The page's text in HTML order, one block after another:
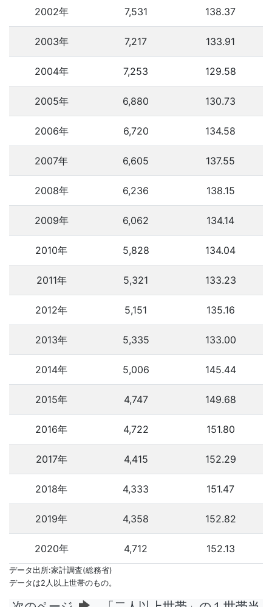
2002年 7,531 138.37
2003年 7,217 133.91
2004年 7,253 129.58
2005年 6,880 130.73
2006年 6,720 134.58
2007年 6,605 137.55
2008年 6,236 138.15
2009年 6,062 134.14
2010年 5,828 134.04
2011年 5,321 133.23
2012年 5,151 135.16
2013年 5,335 133.00
2014年 5,006 145.44
2015年 4,747 149.68
2016年 4,722 151.80
2017年 4,415 152.29
2018年 4,333 151.47
2019年 4,358 152.82
2020年 4,712 152.13
データ出所:家計調査(総務省)
データは2人以上世帯のもの。